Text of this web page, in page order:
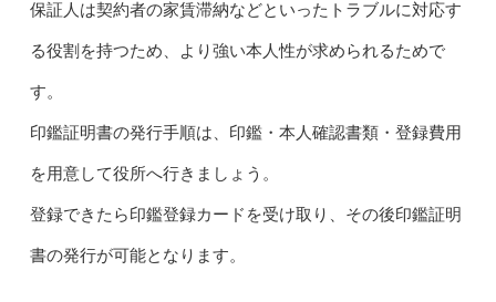
保証人は契約者の家賃滞納などといったトラブルに対応す
る役割を持つため、より強い本人性が求められるためで
す。
印鑑証明書の発行手順は、印鑑・本人確認書類・登録費用
を用意して役所へ行きましょう。
登録できたら印鑑登録カードを受け取り、その後印鑑証明
書の発行が可能となります。